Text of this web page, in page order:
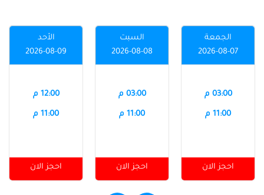
الجمعة
2026-08-07
03:00 م
11:00 م
احجز الان
السبت
2026-08-08
03:00 م
11:00 م
احجز الان
الأحد
2026-08-09
12:00 م
11:00 م
احجز الان